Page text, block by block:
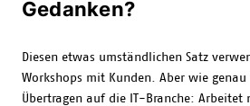
Gedanken?
Diesen etwas umständlichen Satz
Workshops mit Kunden. Aber wie genau
Übertragen auf die IT-Branche: Arbeitet